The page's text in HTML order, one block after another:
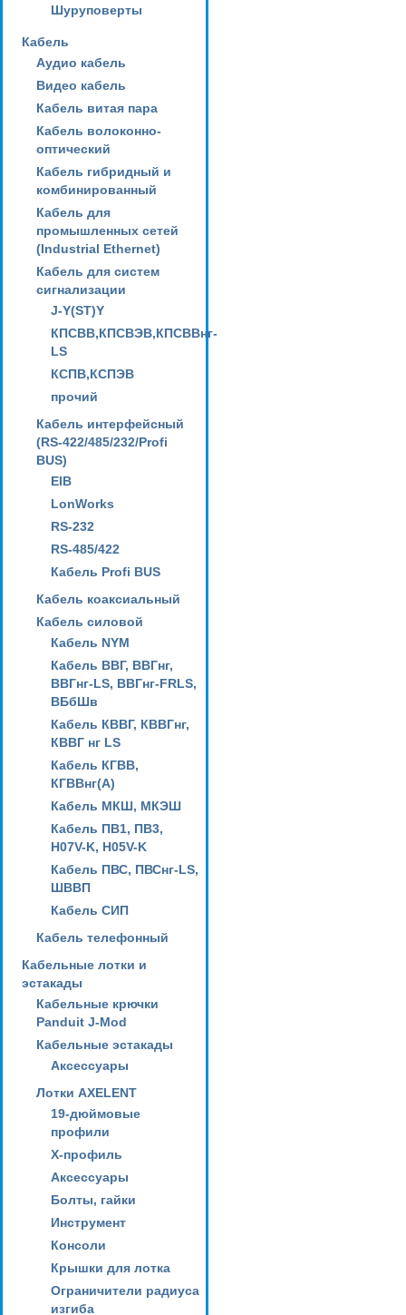
Шуруповерты
Кабель
Аудио кабель
Видео кабель
Кабель витая пара
Кабель волоконно-
оптический
Кабель гибридный и
комбинированный
Кабель для
промышленных сетей
(Industrial Ethernet)
Кабель для систем
сигнализации
J-Y(ST)Y
КПСВВ,КПСВЭВ,КПСВВнг-
LS
КСПВ,КСПЭВ
прочий
Кабель интерфейсный
(RS-422/485/232/Profi
BUS)
EIB
LonWorks
RS-232
RS-485/422
Кабель Profi BUS
Кабель коаксиальный
Кабель силовой
Кабель NYM
Кабель ВВГ, ВВГнг,
ВВГнг-LS, ВВГнг-FRLS,
ВБбШв
Кабель КВВГ, КВВГнг,
КВВГ нг LS
Кабель КГВВ,
КГВВнг(А)
Кабель МКШ, МКЭШ
Кабель ПВ1, ПВ3,
H07V-K, H05V-K
Кабель ПВС, ПВСнг-LS,
ШВВП
Кабель СИП
Кабель телефонный
Кабельные лотки и
эстакады
Кабельные крючки
Panduit J-Mod
Кабельные эстакады
Аксессуары
Лотки AXELENT
19-дюймовые
профили
X-профиль
Аксессуары
Болты, гайки
Инструмент
Консоли
Крышки для лотка
Ограничители радиуса
изгиба